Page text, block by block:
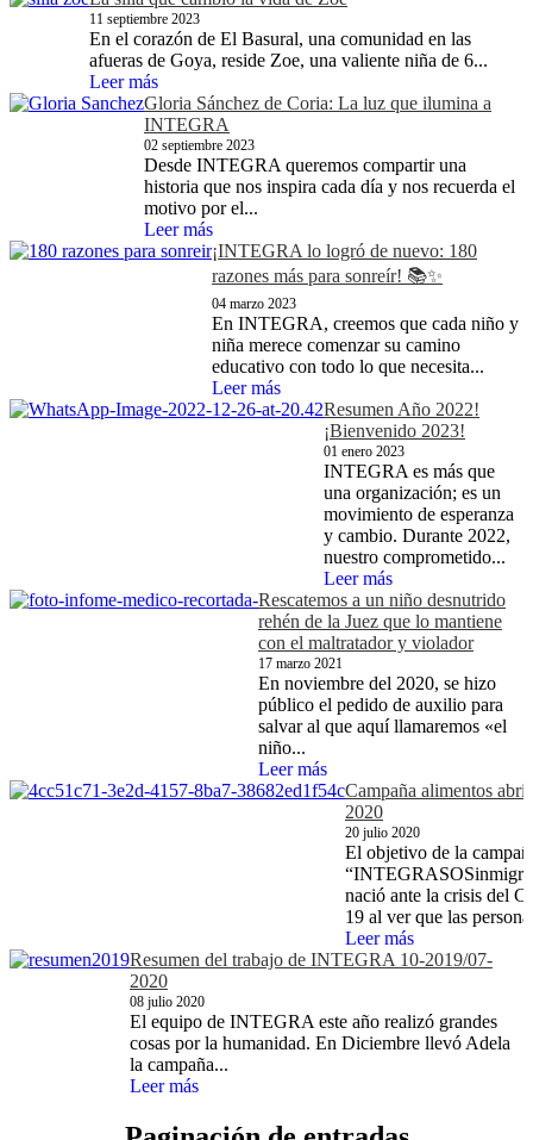
11 septiembre 2023
En el corazón de El Basural, una comunidad en las
afueras de Goya, reside Zoe, una valiente niña de 6...
Leer más
Gloria Sánchez de Coria: La luz que ilumina a
INTEGRA
02 septiembre 2023
Desde INTEGRA queremos compartir una
historia que nos inspira cada día y nos recuerda el
motivo por el...
Leer más
¡INTEGRA lo logró de nuevo: 180
razones más para sonreír! 📚✨
04 marzo 2023
En INTEGRA, creemos que cada niño y
niña merece comenzar su camino
educativo con todo lo que necesita...
Leer más
Resumen Año 2022!
¡Bienvenido 2023!
01 enero 2023
INTEGRA es más que
una organización; es un
movimiento de esperanza
y cambio. Durante 2022,
nuestro comprometido...
Leer más
Rescatemos a un niño desnutrido
rehén de la Juez que lo mantiene
con el maltratador y violador
17 marzo 2021
En noviembre del 2020, se hizo
público el pedido de auxilio para
salvar al que aquí llamaremos «el
niño...
Leer más
Campaña alimentos
2020
20 julio 2020
El objetivo de la
nació ante la crisis del
19 al ver que las
Leer más
Resumen del trabajo de INTEGRA 10-2019/07-
2020
08 julio 2020
El equipo de INTEGRA este año realizó grandes
cosas por la humanidad. En Diciembre llevó Adela
la campaña...
Leer más